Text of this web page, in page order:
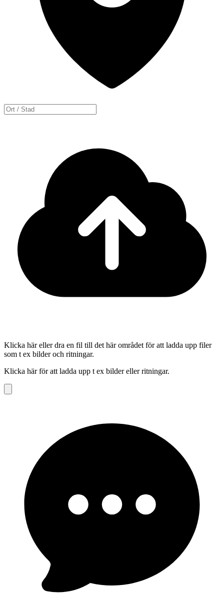
Klicka här eller dra en fil till det här området för att ladda upp filer
som t ex bilder och ritningar.
Klicka här för att ladda upp t ex bilder eller ritningar.